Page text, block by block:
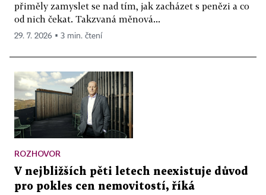
přiměly zamyslet se nad tím, jak zacházet s penězi a co
od nich čekat. Takzvaná měnová...
29. 7. 2026 ▪ 3 min. čtení
ROZHOVOR
V nejbližších pěti letech neexistuje důvod
pro pokles cen nemovitostí, říká